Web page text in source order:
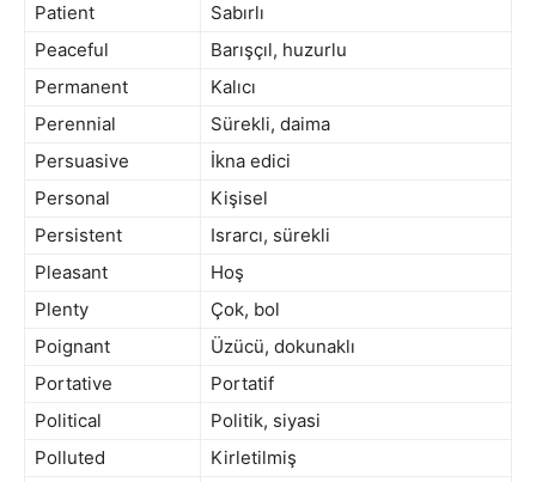
Patient
Sabırlı
Peaceful
Barışçıl, huzurlu
Permanent
Kalıcı
Perennial
Sürekli, daima
Persuasive
İkna edici
Personal
Kişisel
Persistent
Israrcı, sürekli
Pleasant
Hoş
Plenty
Çok, bol
Poignant
Üzücü, dokunaklı
Portative
Portatif
Political
Politik, siyasi
Polluted
Kirletilmiş